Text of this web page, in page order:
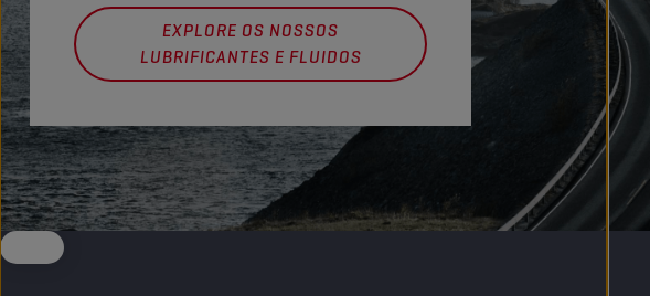
EXPLORE OS NOSSOS
LUBRIFICANTES E FLUIDOS